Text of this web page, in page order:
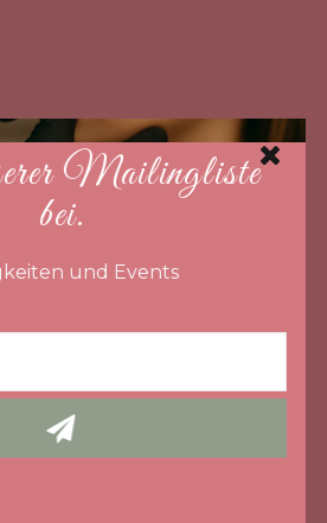
Mailingliste
bei.
und Events